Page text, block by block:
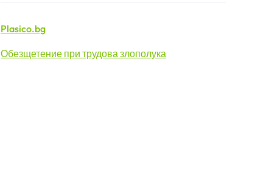
Plasico.bg
Обезщетение при трудова злополука